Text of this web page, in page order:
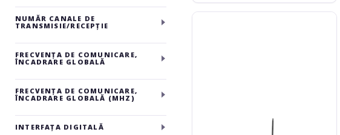
NUMĂR CANALE DE
TRANSMISIE/RECEPȚIE
FRECVENȚA DE COMUNICARE,
ÎNCADRARE GLOBALĂ
FRECVENȚA DE COMUNICARE,
ÎNCADRARE GLOBALĂ (MHZ)
INTERFAȚA DIGITALĂ
Omnitronic